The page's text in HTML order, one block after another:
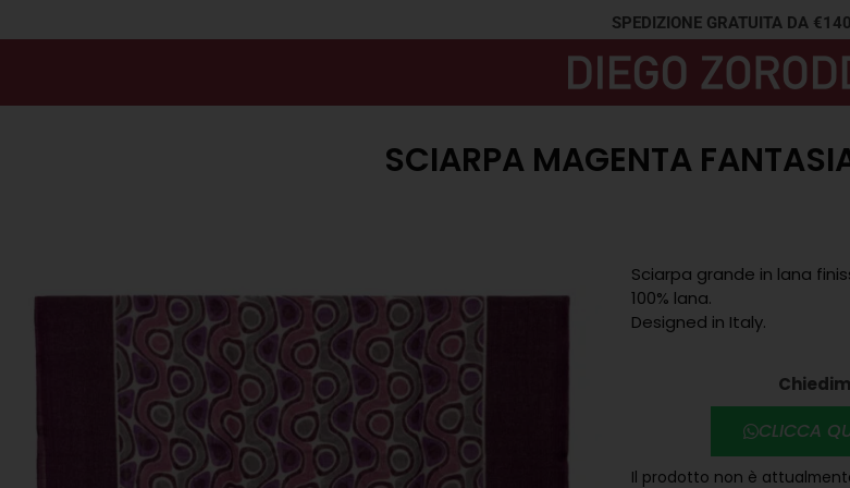
SPEDIZIONE GRATUITA DA €140
SCIARPA MAGENTA
Sciarpa grande in lana
100% lana.
Designed in Italy.
CLICCA
Il prodotto non è